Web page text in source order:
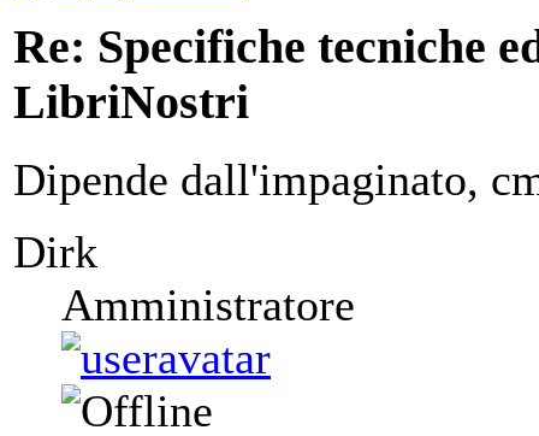
Re: Specifiche tecniche
LibriNostri
Dipende dall'impaginato,
Dirk
Amministratore